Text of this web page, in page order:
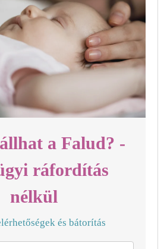
a Falud? -
ráfordítás
nélkül
és bátorítás